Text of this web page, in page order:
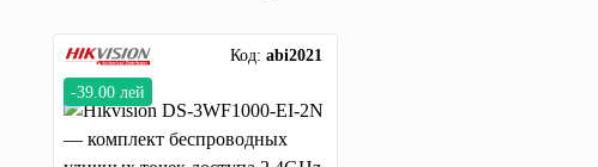
Код:abi2021
-39.00 лей